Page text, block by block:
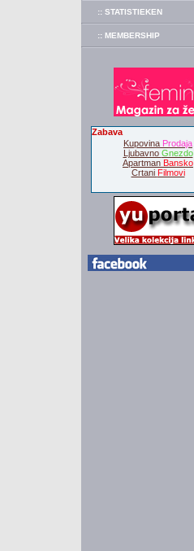
:: STATISTIEKEN
:: MEMBERSHIP
Zabava
Kupovina Prodaja
Ljubavno Gnezdo
Apartman Bansko
Crtani Filmovi